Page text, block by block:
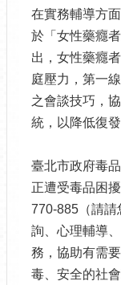
在實務輔導方
於「女性藥癮
出，女性藥癮
庭壓力，第一
之會談技巧，
統，以降低復發
臺北市政府毒
正遭受毒品困
770-885（請請
詢、心理輔導
務，協助有需
毒、安全的社會